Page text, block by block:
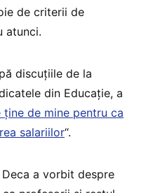
de criterii de
atunci.
discuțiile de la
din Educație, a
de mine pentru ca
salariilor“.
a vorbit despre